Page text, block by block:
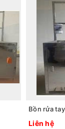
Bồn rửa
Liên hệ